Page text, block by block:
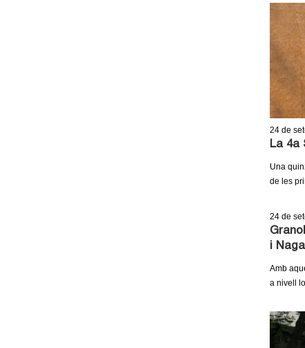
24 de
La 4a
Una
de les
24 de
i
Amb
a nivell